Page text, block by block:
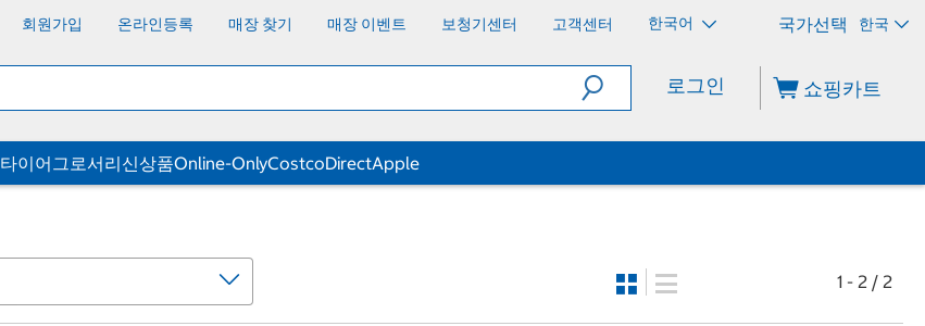
회원가입 온라인등록 매장 찾기 매장 이벤트 보청기센터 고객센터 한국어 한국
로그인 쇼핑카트
타이어그로서리신상품Online-OnlyCostcoDirectApple
1 - 2 / 2